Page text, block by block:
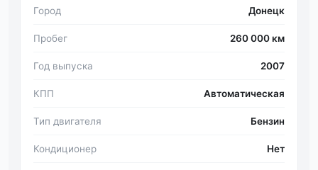
Город Донецк
Пробег 260 000 км
Год выпуска 2007
КПП Автоматическая
Тип двигателя Бензин
Кондиционер Нет